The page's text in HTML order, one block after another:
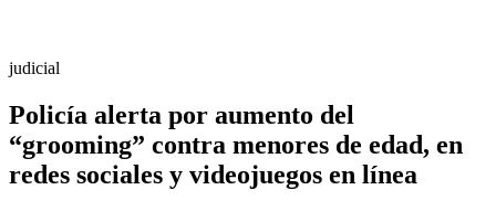
judicial
Policía alerta por aumento del
“grooming” contra menores de edad, en
redes sociales y videojuegos en línea